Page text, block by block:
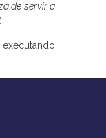
de servir a